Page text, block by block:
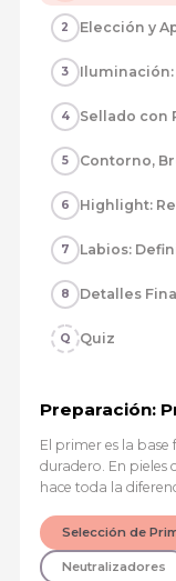
2 Elección y
3 Iluminación:
4 Sellado con
5 Contorno,
6 Highlight:
7 Labios:
8 Detalles
Q Quiz
Preparación:
El primer es la
duradero. En pieles
hace toda la
Selección de
Neutralizadores